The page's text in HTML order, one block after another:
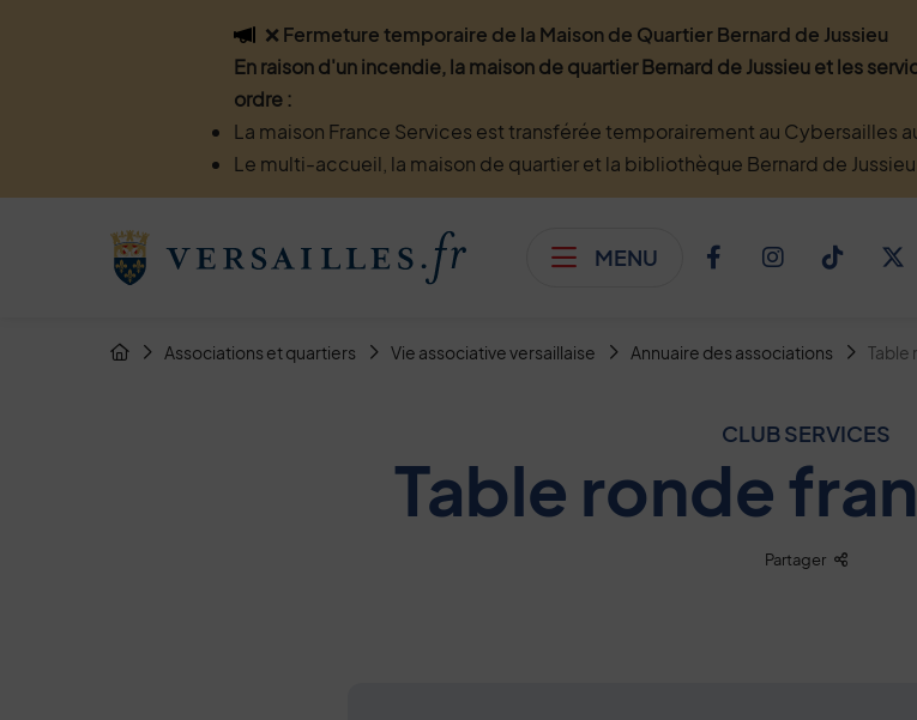
Flash info
❌ Fermeture temporaire de la Maison de Quartier Bernard de Jussieu
En raison d'un incendie, la maison de quartier Bernard de Jussieu et les
ordre :
La maison France Services est transférée temporairement au Cybersailles
Le multi-accueil, la maison de quartier et la bibliothèque Bernard de
Retour à l'accueil Afficher le menu
MENU
Facebook
Fil d'Arianne de la page
Page d'accueil du site
Associations et quartiers Vie associative versaillaise Annuaire des associations Table
CLUB SERVICES
Table ronde
Partager Liste des